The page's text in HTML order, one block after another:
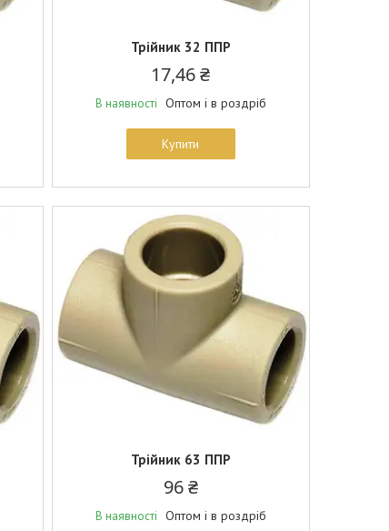
Трійник 32 ППР
17,46 ₴
В наявності Оптом і в роздріб
Купити
Трійник 63 ППР
96 ₴
В наявності Оптом і в роздріб